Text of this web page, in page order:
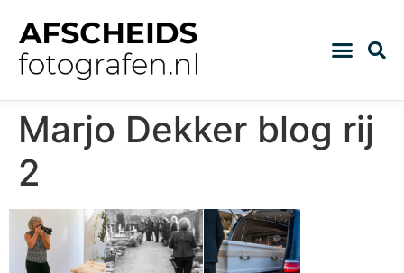
Marjo Dekker blog rij
2